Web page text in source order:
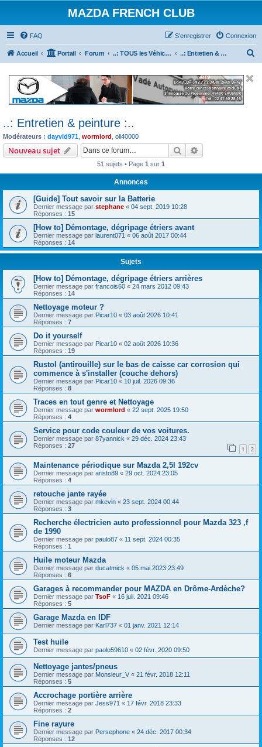
MAZDA FRENCH CLUB
FAQ Connexion
S’enregistrer
Accueil Portail Forum ..: TOUS les Véhicules MAZDA :.. ..: Entretien & peinture :..
..: Entretien & peinture :..
Modérateurs : dayvid971 wormlord oli40000
Nouveau sujet Rechercher
51 sujets • Page 1 sur 1
Annonces
[Guide] Tout savoir sur la Batterie
Dernier message par stephane « 04 sept. 2019 10:28
Réponses : 15
[How to] Démontage, dégripage étriers avant
Dernier message par laurent071 « 06 août 2017 00:44
Réponses : 14
Sujets
[How to] Démontage, dégripage étriers arrières
Dernier message par francois60 « 24 mars 2012 09:43
Réponses : 14
Nettoyage moteur ?
Dernier message par Picar10 « 03 août 2026 10:41
Réponses : 7
Do it yourself
Dernier message par Picar10 « 02 août 2026 10:36
Réponses : 19
Rustol (antirouille) sur le bas de caisse car corrosion qui
commence à s'installer (couche dehors)
Dernier message par Picar10 « 10 juil. 2026 09:36
Réponses : 8
Traces en tout genre et Nettoyage
Dernier message par wormlord « 22 sept. 2025 19:50
Réponses : 4
Service pour code couleur de vos voitures.
Dernier message par 87yannick « 29 déc. 2024 23:43
Réponses : 27 1 2
Maintenance périodique sur Mazda 2,5l 192cv
Dernier message par aristo89 « 29 oct. 2024 23:05
Réponses : 4
retouche jante rayée
Dernier message par mkevin « 23 sept. 2024 00:44
Réponses : 3
Recherche électricien auto professionnel pour Mazda 323 ,f
de 1990
Dernier message par paulo87 « 11 sept. 2024 00:35
Réponses : 1
Huile moteur Mazda
Dernier message par ducatmick « 05 mai 2023 23:49
Réponses : 6
Garages à recommander pour MAZDA en Drôme-Ardèche?
Dernier message par TsoF « 16 juil. 2021 09:46
Réponses : 5
Garage Mazda en IDF
Dernier message par Karl737 « 01 janv. 2021 12:14
Test huile
Dernier message par paolo59610 « 02 févr. 2020 09:50
Nettoyage jantes/pneus
Dernier message par Monsieur_V « 21 févr. 2018 12:11
Réponses : 5
Accrochage portière arrière
Dernier message par Jess971 « 17 févr. 2018 23:33
Réponses : 2
Fine rayure
Dernier message par Persephone « 24 déc. 2017 00:34
Réponses : 12